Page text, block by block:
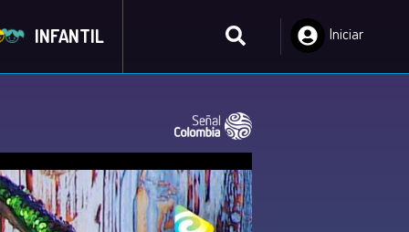
INFANTIL
Iniciar